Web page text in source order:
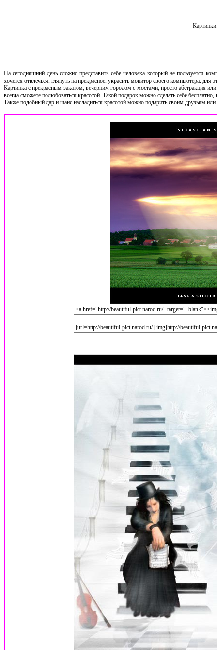
Картинки
На сегодняшний день сложно представить себе человека который не пользуется
хочется отвлечься, глянуть на прекрасное, украсить монитор своего компьютера, для
Картинка с прекрасным закатом, вечерним городом с мостами, просто абстракция
всегда сможете полюбоваться красотой. Такой подарок можно сделать себе
Также подобный дар и шанс насладиться красотой можно подарить своим друзьям